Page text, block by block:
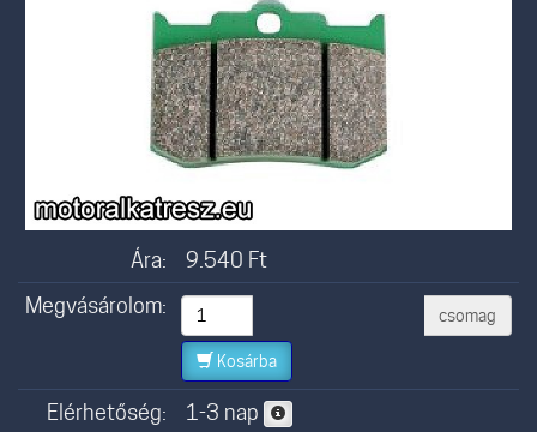
Ára: 9.540 Ft
Megvásárolom:
csomag
Kosárba
Elérhetőség: 1-3 nap